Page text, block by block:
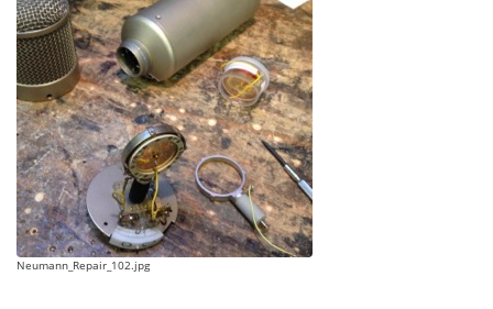
Neumann_Repair_102.jpg